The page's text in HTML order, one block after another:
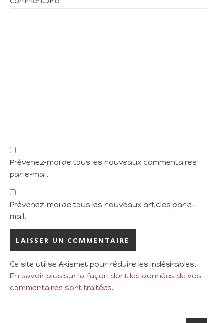
Prévenez-moi de tous les nouveaux commentaires
par e-mail.
Prévenez-moi de tous les nouveaux articles par e-
mail.
Ce site utilise Akismet pour réduire les indésirables.
En savoir plus sur la façon dont les données de vos
commentaires sont traitées.